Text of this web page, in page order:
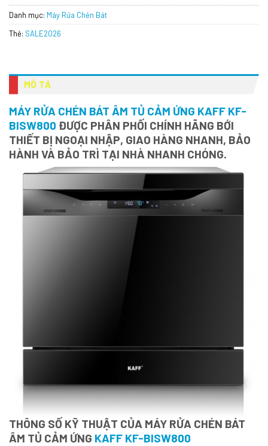
Danh mục: Máy Rửa Chén Bát
Thẻ: SALE2026
MÔ TẢ
MÁY RỬA CHÉN BÁT ÂM TỦ CẢM ỨNG KAFF KF-
BISW800 ĐƯỢC PHÂN PHỐI CHÍNH HÃNG BỚI
THIẾT BỊ NGOẠI NHẬP, GIAO HÀNG NHANH, BẢO
HÀNH VÀ BẢO TRÌ TẠI NHÀ NHANH CHÓNG.
THÔNG SỐ KỸ THUẬT CỦA MÁY RỬA CHÉN BÁT
ÂM TỦ CẢM ỨNG KAFF KF-BISW800